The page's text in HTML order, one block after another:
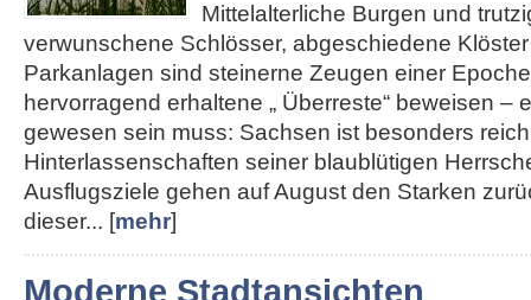
Mittelalterliche Burgen und
verwunschene Schlösser, abgeschiedene
Parkanlagen sind steinerne Zeugen einer
hervorragend erhaltene „ Überreste“ beweisen –
gewesen sein muss: Sachsen ist besonders
Hinterlassenschaften seiner blaublütigen
Ausflugsziele gehen auf August den Starken
dieser... [mehr]
Moderne Stadtansichten